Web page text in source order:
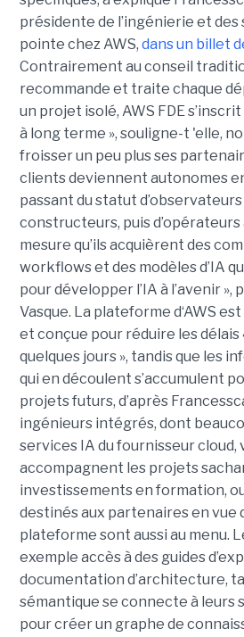
présidente de l’ingénierie et des
pointe chez AWS, dans un billet
Contrairement au conseil
recommande et traite chaque
un projet isolé, AWS FDE
à long terme », souligne-t 'elle,
froisser un peu plus ses
clients deviennent autonomes
passant du statut d’observateurs
constructeurs, puis d’opérateurs
mesure qu’ils acquièrent des
workflows et des modèles d’IA
pour développer l’IA à l’avenir »,
Vasque. La plateforme d‘AWS
et conçue pour réduire les délais
quelques jours », tandis que les
qui en découlent s’accumulent
projets futurs, d’après
ingénieurs intégrés, dont
services IA du fournisseur
accompagnent les projets
investissements en formation,
destinés aux partenaires en vue
plateforme sont aussi au menu.
exemple accès à des guides
documentation d’architecture,
sémantique se connecte à leurs
pour créer un graphe de